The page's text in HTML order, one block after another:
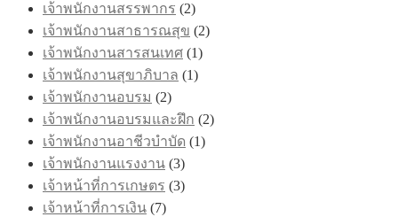
เจ้าพนักงานสรรพากร (2)
เจ้าพนักงานสาธารณสุข (2)
เจ้าพนักงานสารสนเทศ (1)
เจ้าพนักงานสุขาภิบาล (1)
เจ้าพนักงานอบรม (2)
เจ้าพนักงานอบรมและฝึก (2)
เจ้าพนักงานอาชีวบำบัด (1)
เจ้าพนักงานแรงงาน (3)
เจ้าหน้าที่การเกษตร (3)
เจ้าหน้าที่การเงิน (7)